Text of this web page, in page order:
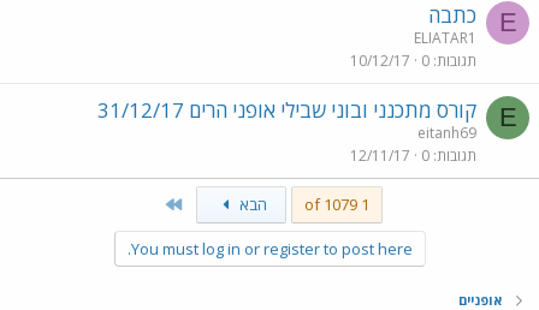
E כתבה
ELIATAR1
תגובות 0
10/12/17
E קורס מתכנני ובוני שבילי אופני הרים 31/12/17
eitanh69
תגובות 0
12/11/17
1 of 1079 הבא
You must log in or register to post here.
אופניים